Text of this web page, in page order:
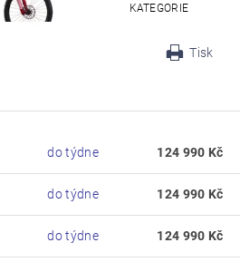
KATEGORIE
Tisk
do týdne 124 990 Kč
do týdne 124 990 Kč
do týdne 124 990 Kč